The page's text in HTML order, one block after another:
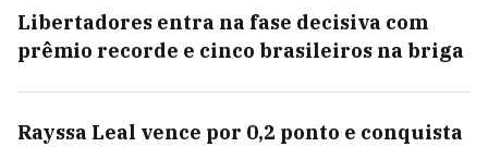
Libertadores entra na fase decisiva com
prêmio recorde e cinco brasileiros na briga
Rayssa Leal vence por 0,2 ponto e conquista